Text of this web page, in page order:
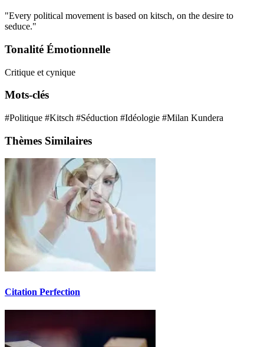
"Every political movement is based on kitsch, on the desire to
seduce."
Tonalité Émotionnelle
Critique et cynique
Mots-clés
#Politique #Kitsch #Séduction #Idéologie #Milan Kundera
Thèmes Similaires
Citation Perfection